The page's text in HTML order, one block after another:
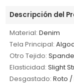
Descripción del
Material: Denim
Tela Principal:
Otro Tejido:
Elasticidad: Slight
Desgastado: Roto